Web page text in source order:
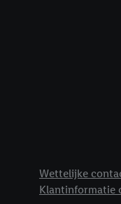
Wettelijke
Klantinformatie